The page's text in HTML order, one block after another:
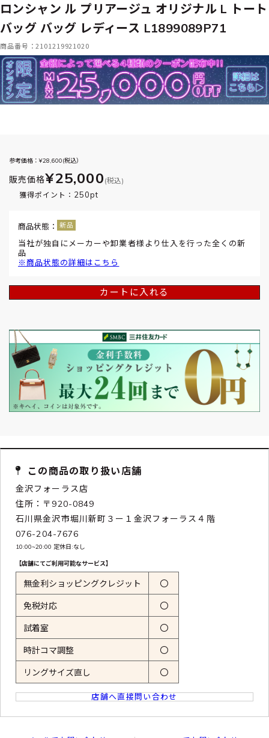
ロンシャン ル プリアージュ オリジナル L トート
バッグ バッグ レディース L1899089P71
商品番号：2101219921020
参考価格：¥28,600(税込）
販売価格¥25,000 (税込)
獲得ポイント： 250pt
商品状態：
当社が独自にメーカーや卸業者様より仕入を行った全くの新
品
※商品状態の詳細はこちら
カートに入れる
この商品の取り扱い店舗
金沢フォーラス店
住所：〒920-0849
石川県金沢市堀川新町３ー１金沢フォーラス４階
076-204-7676
10:00~20:00 定休日:なし
【店舗にてご利用可能なサービス】
無金利ショッピングクレジット 〇
免税対応 〇
試着室 〇
時計コマ調整 〇
リングサイズ直し 〇
店舗へ直接問い合わせ